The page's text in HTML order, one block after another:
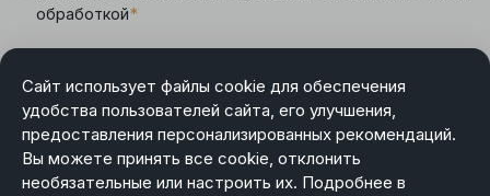
Сайт использует файлы cookie для обеспечения
удобства пользователей сайта, его улучшения,
предоставления персонализированных рекомендаций.
Вы можете принять все cookie, отклонить
необязательные или настроить их. Подробнее в
обработкой*
DIAMANTE
Режим работы менеджера интернет-магазина:
пн-чт 9.00-18.00, пт 9.00-17.00, сб-вс выходной.